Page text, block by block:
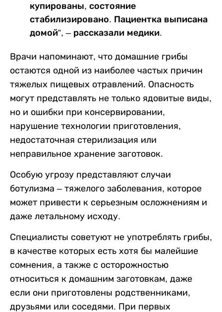
купированы, состояние
стабилизировано. Пациентка выписана
домой”, – рассказали медики.
Врачи напоминают, что домашние грибы
остаются одной из наиболее частых причин
тяжелых пищевых отравлений. Опасность
могут представлять не только ядовитые виды,
но и ошибки при консервировании,
нарушение технологии приготовления,
недостаточная стерилизация или
неправильное хранение заготовок.
Особую угрозу представляют случаи
ботулизма – тяжелого заболевания, которое
может привести к серьезным осложнениям и
даже летальному исходу.
Специалисты советуют не употреблять грибы,
в качестве которых есть хотя бы малейшие
сомнения, а также с осторожностью
относиться к домашним заготовкам, даже
если они приготовлены родственниками,
друзьями или соседями. При первых